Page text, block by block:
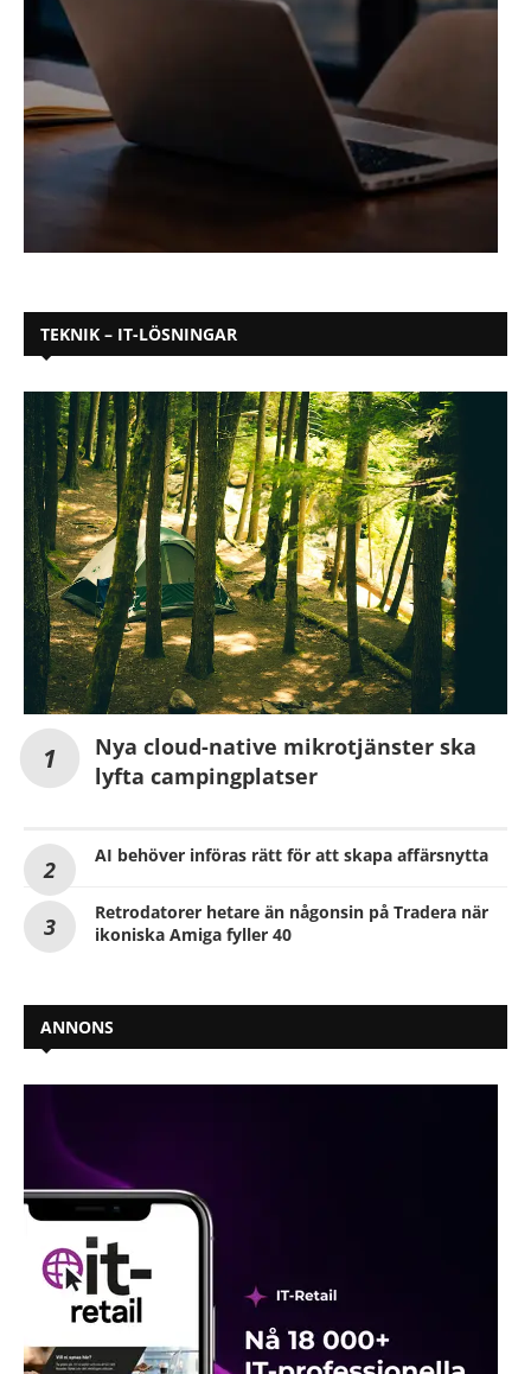
TEKNIK – IT-LÖSNINGAR
Nya cloud-native mikrotjänster ska
lyfta campingplatser
AI behöver införas rätt för att skapa affärsnytta
Retrodatorer hetare än någonsin på Tradera när
ikoniska Amiga fyller 40
ANNONS